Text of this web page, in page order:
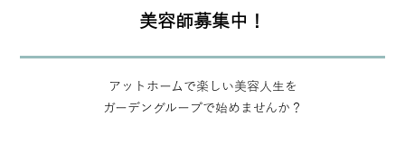
美容師募集中！
アットホームで楽しい美容人生を
ガーデングループで始めませんか？